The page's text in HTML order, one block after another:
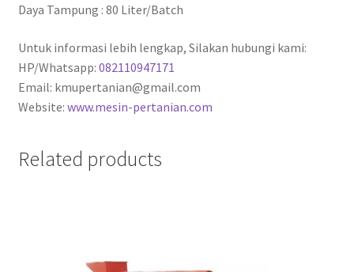
Daya Tampung : 80 Liter/Batch
Untuk informasi lebih lengkap, Silakan hubungi kami:
HP/Whatsapp: 082110947171
Email: kmupertanian@gmail.com
Website: www.mesin-pertanian.com
Related products